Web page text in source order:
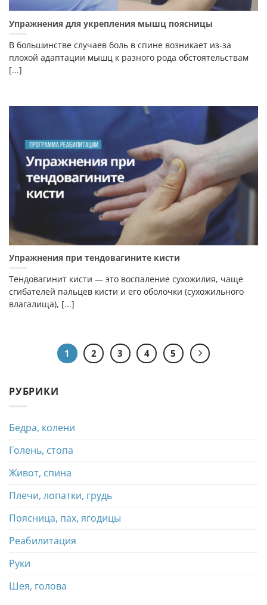
РУБРИКИ
Бедра, колени
Голень, стопа
Живот, спина
Плечи, лопатки, грудь
Поясница, пах, ягодицы
Реабилитация
Руки
Шея, голова
Упражнения для укрепления мышц поясницы
В большинстве случаев боль в спине возникает из-за
плохой адаптации мышц к разного рода обстоятельствам
[...]
Упражнения при тендовагините кисти
Тендовагинит кисти — это воспаление сухожилия, чаще
сгибателей пальцев кисти и его оболочки (сухожильного
влагалища), [...]
1 2 3 4 5